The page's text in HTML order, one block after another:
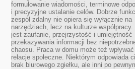
formułowanie wiadomości, terminowe
i precyzyjne ustalanie celów. Dobrze
zespół zdalny nie opiera się wyłącznie na
narzędziach, lecz na kulturze współpracy.
jest zaufanie, przejrzystość i umiejętność
przekazywania informacji bez
chaosu. Praca w domu może też
relacje społeczne. Niektórym odpowiada
brak biurowego zgiełku, ale inni po